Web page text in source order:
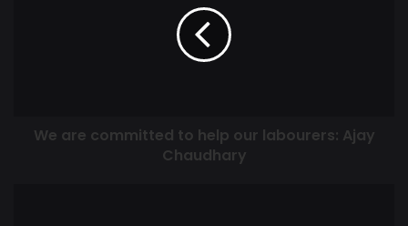
पर कोरोना को लेकर हर सम्भव प्रयास रहा है।
We are committed to help our labourers: Ajay
Chaudhary